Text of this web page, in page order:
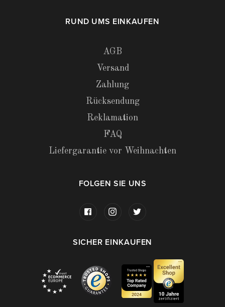
RUND UMS EINKAUFEN
AGB
Versand
Zahlung
Rücksendung
Reklamation
FAQ
Liefergarantie vor Weihnachten
FOLGEN SIE UNS
SICHER EINKAUFEN